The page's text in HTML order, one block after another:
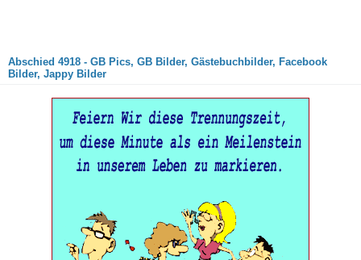
Abschied 4918 - GB Pics, GB Bilder, Gästebuchbilder, Facebook
Bilder, Jappy Bilder